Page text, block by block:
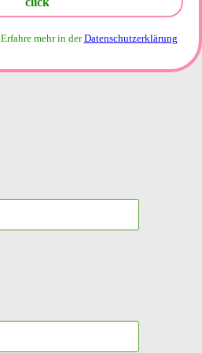
Erfahre mehr in derDatenschutzerklärung